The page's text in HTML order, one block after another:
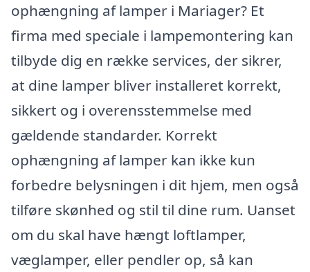
ophængning af lamper i Mariager? Et
firma med speciale i lampemontering kan
tilbyde dig en række services, der sikrer,
at dine lamper bliver installeret korrekt,
sikkert og i overensstemmelse med
gældende standarder. Korrekt
ophængning af lamper kan ikke kun
forbedre belysningen i dit hjem, men også
tilføre skønhed og stil til dine rum. Uanset
om du skal have hængt loftlamper,
væglamper, eller pendler op, så kan